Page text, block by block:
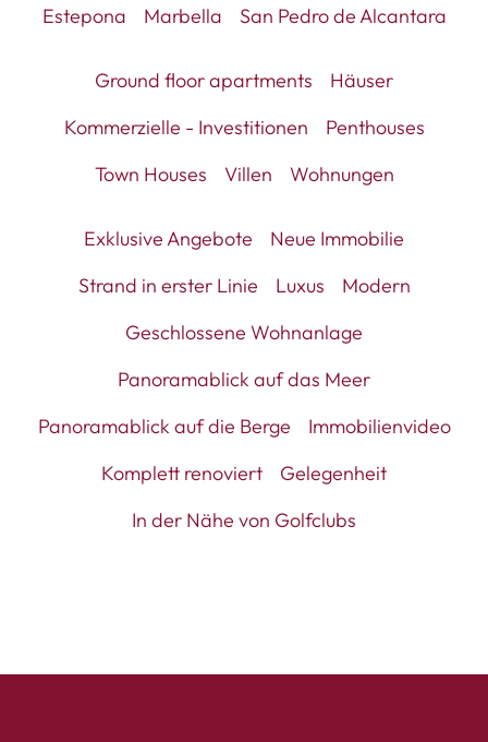
Estepona Marbella San Pedro de Alcantara
Ground floor apartments
Häuser
Kommerzielle - Investitionen
Penthouses
Town Houses
Villen Wohnungen
Exklusive Angebote
Neue Immobilie
Strand in erster Linie
Luxus
Modern
Geschlossene Wohnanlage
Panoramablick auf das Meer
Panoramablick auf die Berge
Immobilienvideo
Komplett renoviert
Gelegenheit
In der Nähe von Golfclubs